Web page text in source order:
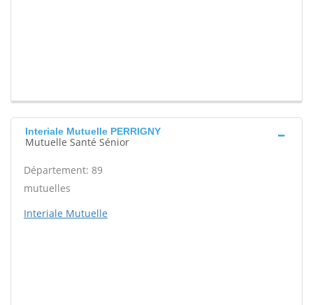
Interiale Mutuelle PERRIGNY
Mutuelle Santé Sénior
Département: 89
mutuelles
Interiale Mutuelle